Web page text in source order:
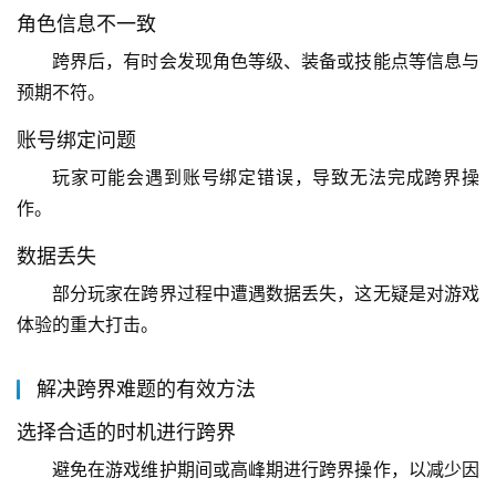
角色信息不一致
跨界后，有时会发现角色等级、装备或技能点等信息与
预期不符。
账号绑定问题
玩家可能会遇到账号绑定错误，导致无法完成跨界操
作。
数据丢失
部分玩家在跨界过程中遭遇数据丢失，这无疑是对游戏
体验的重大打击。
解决跨界难题的有效方法
选择合适的时机进行跨界
避免在游戏维护期间或高峰期进行跨界操作，以减少因